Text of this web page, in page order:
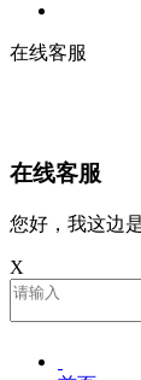
在线客服
在线客服
您好，我这边
X